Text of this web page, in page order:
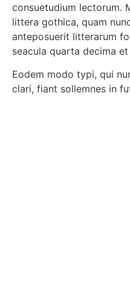
consuetudium lectorum.
littera gothica, quam
anteposuerit litterarum
seacula quarta decima
Eodem modo typi, qui
clari, fiant sollemnes in